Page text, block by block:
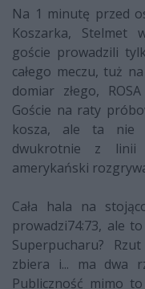
Na 1 minutę przed
Koszarka, Stelmet
goście prowadzili
całego meczu, tuż
domiar złego,
Goście na raty
kosza, ale ta nie
dwukrotnie z linii
amerykański
Cała hala na
prowadzi74:73, ale
Superpucharu?
zbiera i... ma dwa
Publiczność mimo